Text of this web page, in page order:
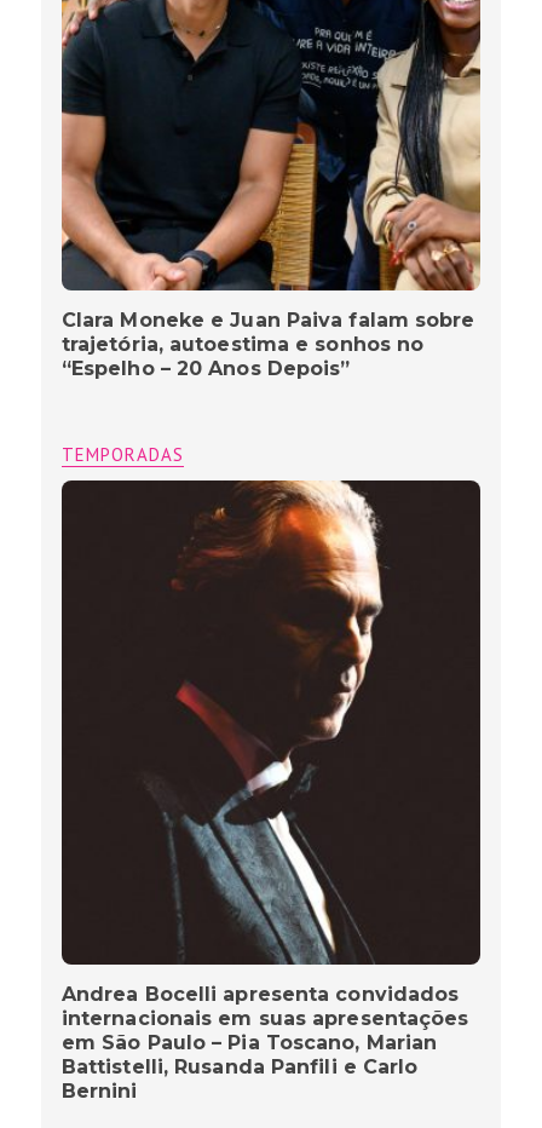
Clara Moneke e Juan Paiva falam sobre
trajetória, autoestima e sonhos no
“Espelho – 20 Anos Depois”
TEMPORADAS
Andrea Bocelli apresenta convidados
internacionais em suas apresentações
em São Paulo – Pia Toscano, Marian
Battistelli, Rusanda Panfili e Carlo
Bernini